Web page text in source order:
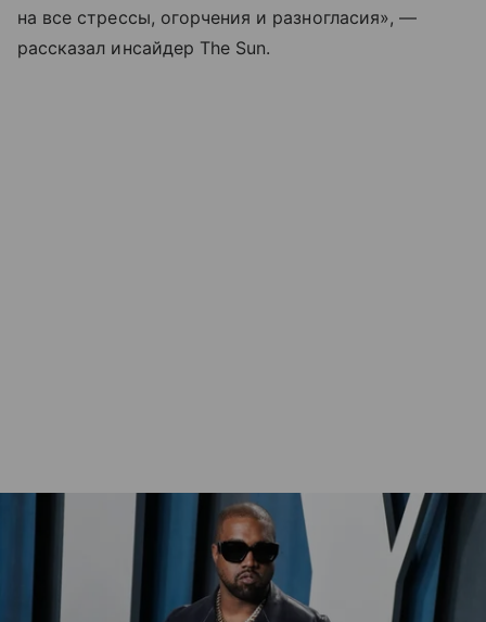
на все стрессы, огорчения и разногласия», —
рассказал инсайдер The Sun.